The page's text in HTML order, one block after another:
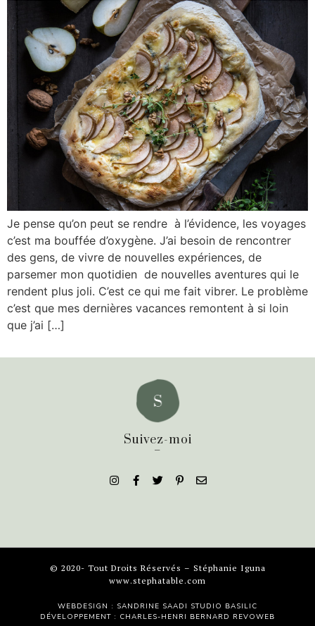
Je pense qu’on peut se rendre à l’évidence, les voyages
c’est ma bouffée d’oxygène. J’ai besoin de rencontrer
des gens, de vivre de nouvelles expériences, de
parsemer mon quotidien de nouvelles aventures qui le
rendent plus joli. C’est ce qui me fait vibrer. Le problème
c’est que mes dernières vacances remontent à si loin
que j’ai […]
Suivez-moi
_
© 2020- Tout Droits Réservés – Stéphanie Iguna
www.stephatable.com
WEBDESIGN : SANDRINE SAADI STUDIO BASILIC
DÉVELOPPEMENT : CHARLES-HENRI BERNARD REVOWEB